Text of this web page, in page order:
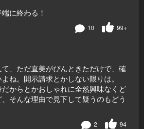
に終わる！
99+
10
、ただ直美がぴんときただけで、確
ね。開示請求とかしない限りは。
からとかおしゃれに全然興味なくど
そんな理由で見下して疑うのもどう
94
2